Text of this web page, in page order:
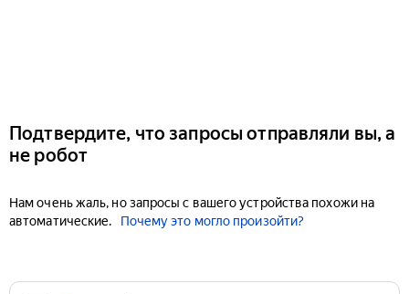
Подтвердите, что запросы отправляли вы, а
не робот
Нам очень жаль, но запросы с вашего устройства похожи на
автоматические.
Почему это могло произойти?